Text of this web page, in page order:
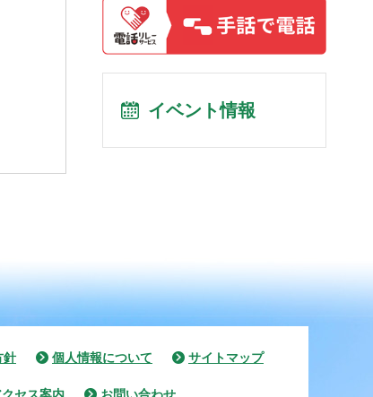
イベント情報
針 個人情報について サイトマップ